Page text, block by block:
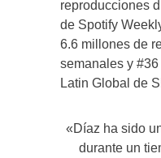
reproducciones
de Spotify
6.6 millones de
semanales y
Latin Global de
«Díaz ha sido
durante un